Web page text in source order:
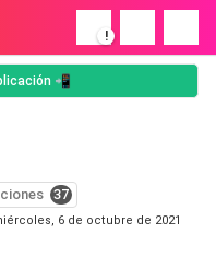
!
📲
37
6 de octubre de 2021